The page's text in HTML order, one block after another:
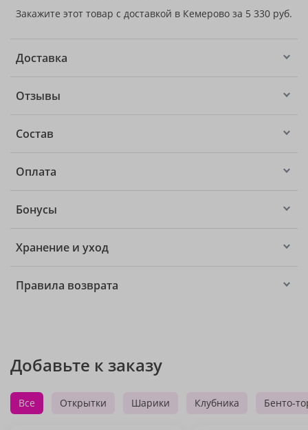
Закажите этот товар с доставкой в Кемерово за 5 330 руб.
Доставка
Отзывы
Состав
Оплата
Бонусы
Хранение и уход
Правила возврата
Добавьте к заказу
Все Открытки Шарики Клубника Бенто-